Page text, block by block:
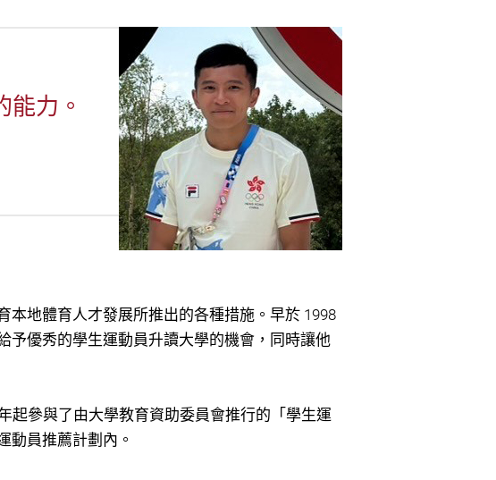
能力。
本地體育人才發展所推出的各種措施。早於 1998
予優秀的學生運動員升讀大學的機會，同時讓他
起參與了由大學教育資助委員會推行的「學生運
動員推薦計劃內。